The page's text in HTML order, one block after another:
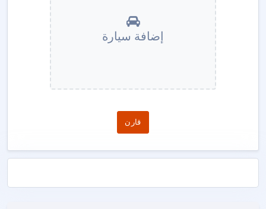
إضافة سيارة
قارن